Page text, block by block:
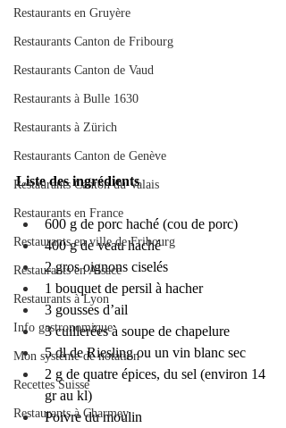
Restaurants en Gruyère
Restaurants Canton de Fribourg
Restaurants Canton de Vaud
Restaurants à Bulle 1630
Restaurants à Zürich
Restaurants Canton de Genève
Restaurants Canton du Valais
Restaurants en France
Restaurants en ville de Fribourg
Restaurants en Alsace
Restaurants à Lyon
Info gastronomique
Mon système de notation
Recettes Suisse
Restaurants à Charmey
Liste des ingrédients
600 g de porc haché (cou de porc)
400 g de veau haché
2 gros oignons ciselés
1 bouquet de persil à hacher
3 gousses d’ail
3 cuillerées à soupe de chapelure
5 dl de Riesling ou un vin blanc sec
2 g de quatre épices, du sel (environ 14
gr au kl)
Poivre du moulin